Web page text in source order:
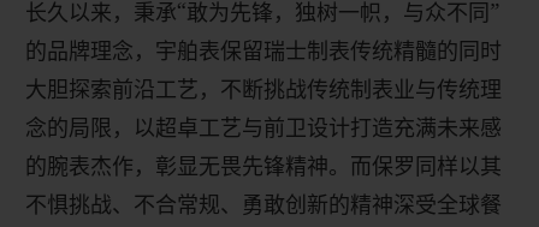
长久以来，秉承“敢为先锋，独树一帜，与众不同”
的品牌理念，宇舶表保留瑞士制表传统精髓的同时
大胆探索前沿工艺，不断挑战传统制表业与传统理
念的局限，以超卓工艺与前卫设计打造充满未来感
的腕表杰作，彰显无畏先锋精神。而保罗同样以其
不惧挑战、不合常规、勇敢创新的精神深受全球餐